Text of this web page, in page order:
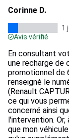
Corinne D.
1
Avis vérifié
En consultant
une recharge de
promotionnel de
renseigné le
(Renault
ce qui vous
concerné ainsi
l'intervention. Or,
que mon